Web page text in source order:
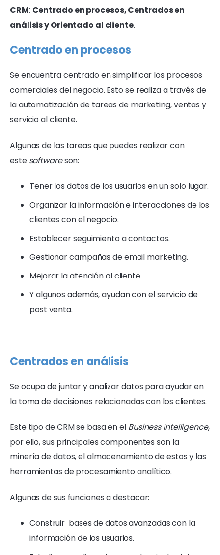
CRM: Centrado en procesos, Centrados en
análisis y Orientado al cliente.
Centrado en procesos
Se encuentra centrado en simplificar los procesos
comerciales del negocio. Esto se realiza a través de
la automatización de tareas de marketing, ventas y
servicio al cliente.
Algunas de las tareas que puedes realizar con
este softwareson:
Tener los datos de los usuarios en un solo lugar.
Organizar la información e interacciones de los
clientes con el negocio.
Establecer seguimiento a contactos.
Gestionar campañas de email marketing.
Mejorar la atención al cliente.
Y algunos además, ayudan con el servicio de
post venta.
Centrados en análisis
Se ocupa de juntar y analizar datos para ayudar en
la toma de decisiones relacionadas con los clientes.
Este tipo de CRM se basa en el Business Intelligence,
por ello, sus principales componentes son la
minería de datos, el almacenamiento de estos y las
herramientas de procesamiento analítico.
Algunas de sus funciones a destacar:
Construir bases de datos avanzadas con la
información de los usuarios.